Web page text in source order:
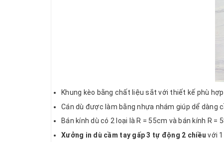
Khung kèo bằng chất liệu sắt với thiết kế phù
Cán dù được làm bằng nhựa nhám giúp dể dàng
Bán kính dù có 2 loại là R = 55cm và bán kính R =
Xưởng in dù cầm tay gấp 3 tự động 2 chiều với